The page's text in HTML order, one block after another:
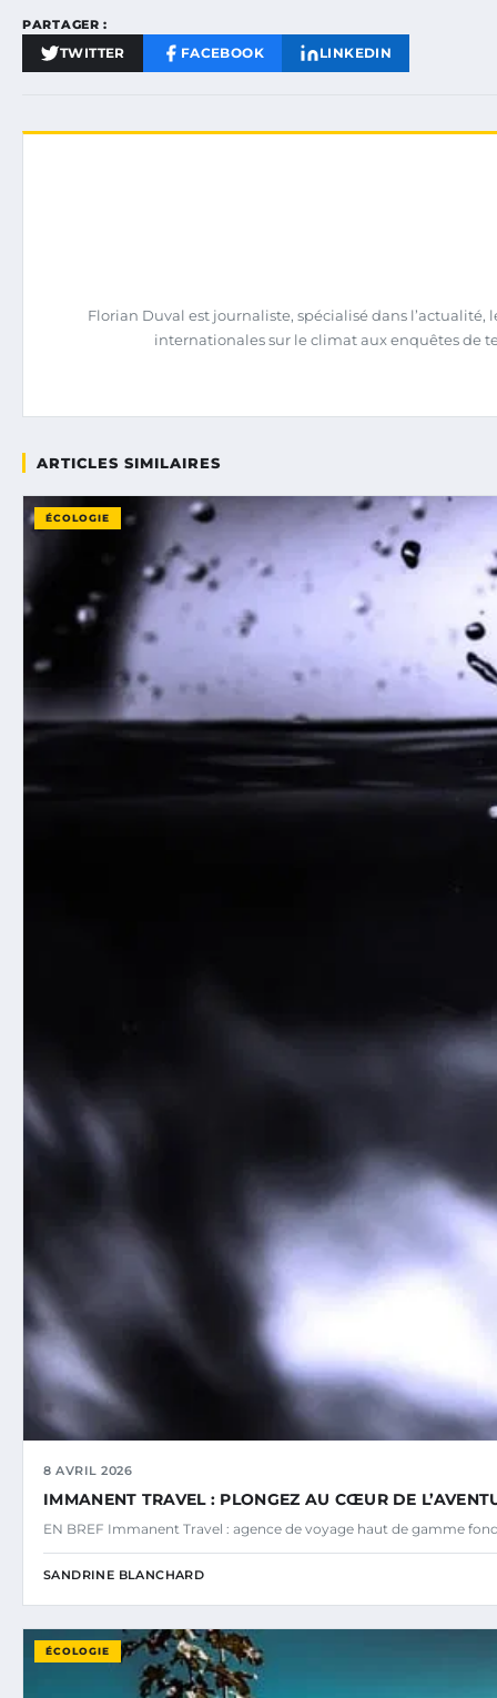
PARTAGER :
TWITTER FACEBOOK LINKEDIN
Florian Duval est journaliste, spécialisé dans
internationales sur le climat aux enquêtes de
ARTICLES SIMILAIRES
ÉCOLOGIE
8 AVRIL 2026
IMMANENT TRAVEL : PLONGEZ AU CŒUR DE
EN BREF Immanent Travel : agence de voyage haut de gamme
SANDRINE BLANCHARD
ÉCOLOGIE